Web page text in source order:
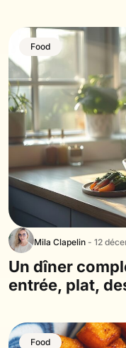
Food
Mila Clapelin - 12
Un dîner
entrée, plat,
Food